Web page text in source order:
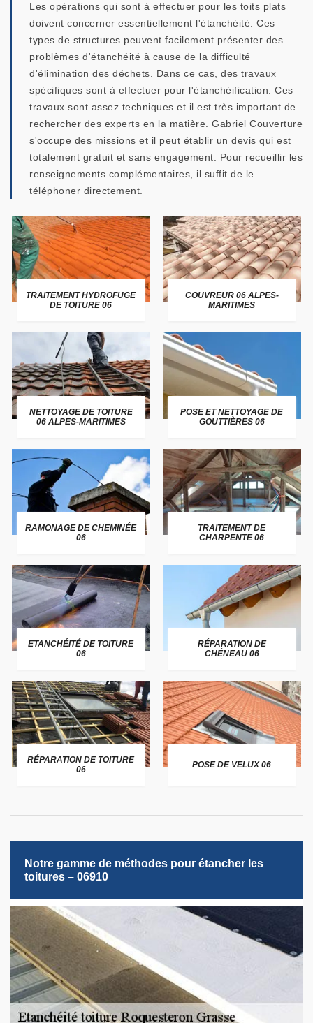
Les opérations qui sont à effectuer pour les toits plats
doivent concerner essentiellement l'étanchéité. Ces
types de structures peuvent facilement présenter des
problèmes d'étanchéité à cause de la difficulté
d'élimination des déchets. Dans ce cas, des travaux
spécifiques sont à effectuer pour l'étanchéification. Ces
travaux sont assez techniques et il est très important de
rechercher des experts en la matière. Gabriel Couverture
s'occupe des missions et il peut établir un devis qui est
totalement gratuit et sans engagement. Pour recueillir les
renseignements complémentaires, il suffit de le
téléphoner directement.
TRAITEMENT HYDROFUGE
DE TOITURE 06
COUVREUR 06 ALPES-
MARITIMES
NETTOYAGE DE TOITURE
06 ALPES-MARITIMES
POSE ET NETTOYAGE DE
GOUTTIÈRES 06
RAMONAGE DE CHEMINÉE
06
TRAITEMENT DE
CHARPENTE 06
ETANCHÉITÉ DE TOITURE
06
RÉPARATION DE
CHÉNEAU 06
RÉPARATION DE TOITURE
06
POSE DE VELUX 06
Notre gamme de méthodes pour étancher les
toitures – 06910